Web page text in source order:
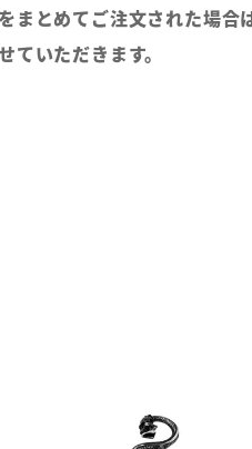
まとめてご注文された場合
ていただきます。